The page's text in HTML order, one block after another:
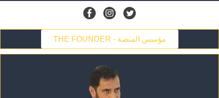
THE FOUNDER - مؤسس المنصة